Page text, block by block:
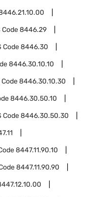
Code8446.29
Code8446.30
8446.30.10.10
Code8446.30.10.30
8446.30.50.10
Code8446.30.50.30
8447.11.90.10
8447.11.90.90